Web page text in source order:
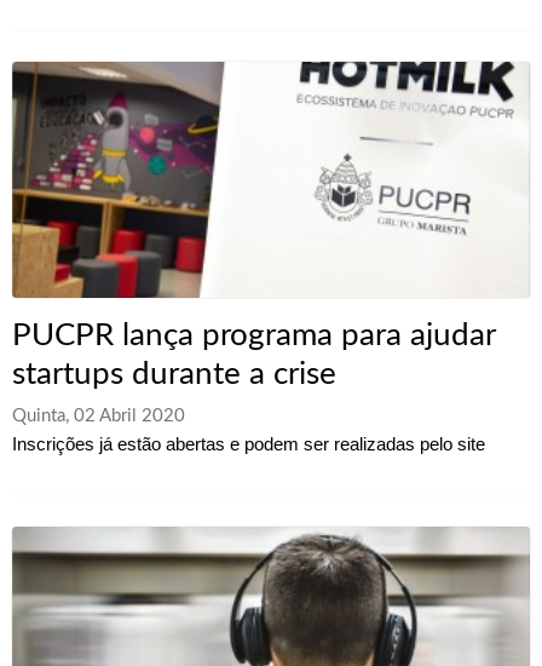
PUCPR lança programa para ajudar
startups durante a crise
Quinta, 02 Abril 2020
Inscrições já estão abertas e podem ser realizadas pelo site